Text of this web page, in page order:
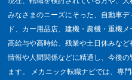
みなさまのニーズにそった、自動車
ド、カー用品店、建機・農機・重機
高給与や高時給、残業や土日休みな
情報や人間関係などに精通し、今後
ます。 メカニック転職ナビでは、専